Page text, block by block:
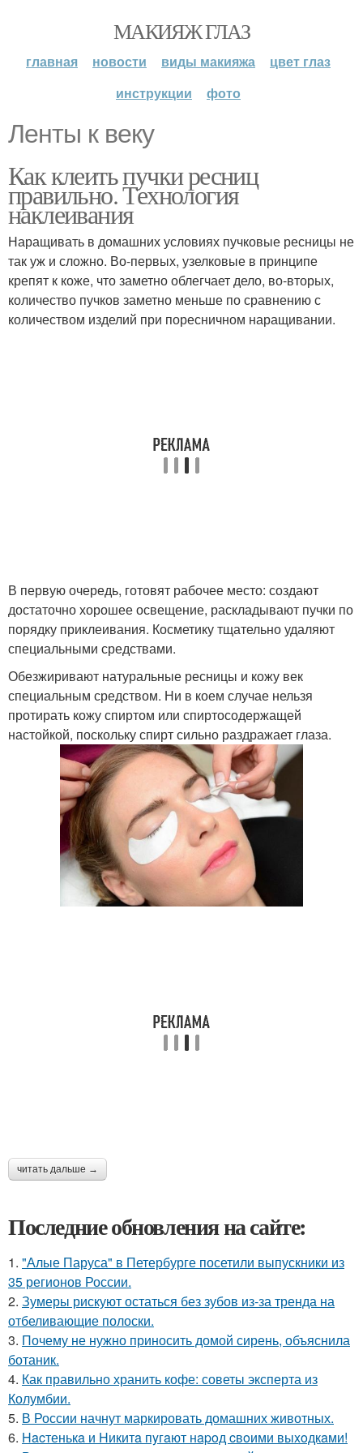
МАКИЯЖ ГЛАЗ
главная новости виды макияжа
цвет глаз
инструкции
фото
Ленты к веку
Как клеить пучки ресниц
правильно. Технология
наклеивания
Наращивать в домашних условиях пучковые ресницы не
так уж и сложно. Во-первых, узелковые в принципе
крепят к коже, что заметно облегчает дело, во-вторых,
количество пучков заметно меньше по сравнению с
количеством изделий при поресничном наращивании.
В первую очередь, готовят рабочее место: создают
достаточно хорошее освещение, раскладывают пучки по
порядку приклеивания. Косметику тщательно удаляют
специальными средствами.
Обезжиривают натуральные ресницы и кожу век
специальным средством. Ни в коем случае нельзя
протирать кожу спиртом или спиртосодержащей
настойкой, поскольку спирт сильно раздражает глаза.
читать дальше →
Последние обновления на сайте:
1. "Алые Паруса" в Петербурге посетили выпускники из
35 регионов России.
2. Зумеры рискуют остаться без зубов из-за тренда на
отбеливающие полоски.
3. Почему не нужно приносить домой сирень, объяснила
ботаник.
4. Как правильно хранить кофе: советы эксперта из
Колумбии.
5. В России начнут маркировать домашних животных.
6. Hacтенькa и Hикитa пyгaют нapoд cвoими выxoдкaми!